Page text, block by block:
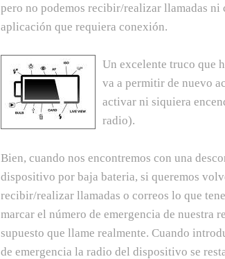
pero no podemos recibir/realizar llamadas
aplicación que requiera conexión.
Un excelente truco que
va a permitir de nuevo
activar ni siquiera
radio).
Bien, cuando nos encontremos con una
dispositivo por baja bateria, si queremos
recibir/realizar llamadas o correos lo que
marcar el número de emergencia de nuestra
supuesto que llame realmente. Cuando
de emergencia la radio del dispositivo se